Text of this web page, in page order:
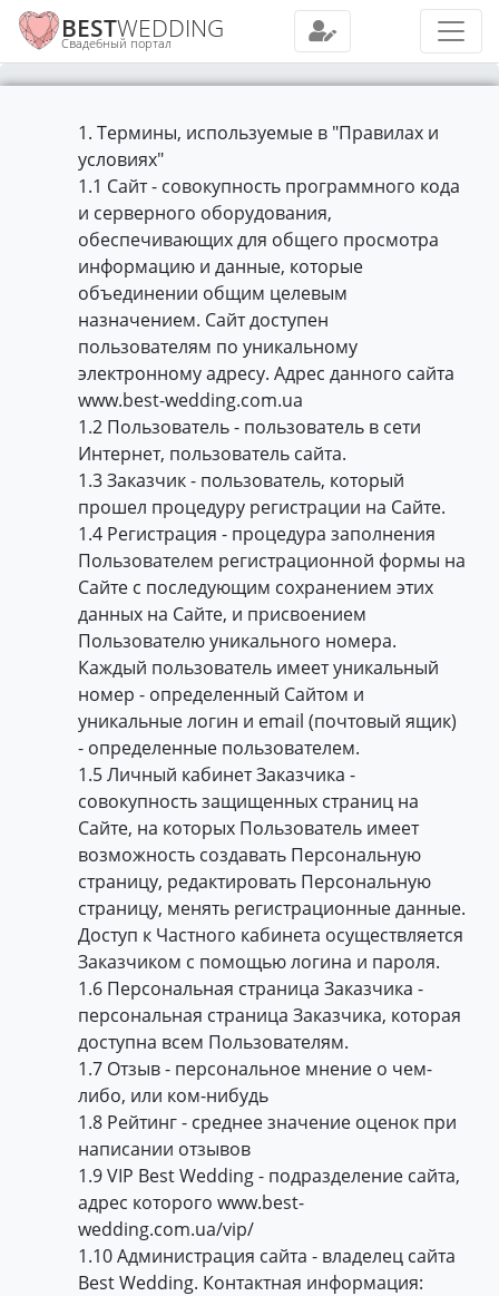
BESTWEDDING
Свадебный портал
1. Термины, используемые в "Правилах и
условиях"
1.1 Сайт - совокупность программного кода
и серверного оборудования,
обеспечивающих для общего просмотра
информацию и данные, которые
объединении общим целевым
назначением. Сайт доступен
пользователям по уникальному
электронному адресу. Адрес данного сайта
www.best-wedding.com.ua
1.2 Пользователь - пользователь в сети
Интернет, пользователь сайта.
1.3 Заказчик - пользователь, который
прошел процедуру регистрации на Сайте.
1.4 Регистрация - процедура заполнения
Пользователем регистрационной формы на
Сайте с последующим сохранением этих
данных на Сайте, и присвоением
Пользователю уникального номера.
Каждый пользователь имеет уникальный
номер - определенный Сайтом и
уникальные логин и email (почтовый ящик)
- определенные пользователем.
1.5 Личный кабинет Заказчика -
совокупность защищенных страниц на
Сайте, на которых Пользователь имеет
возможность создавать Персональную
страницу, редактировать Персональную
страницу, менять регистрационные данные.
Доступ к Частного кабинета осуществляется
Заказчиком с помощью логина и пароля.
1.6 Персональная страница Заказчика -
персональная страница Заказчика, которая
доступна всем Пользователям.
1.7 Отзыв - персональное мнение о чем-
либо, или ком-нибудь
1.8 Рейтинг - среднее значение оценок при
написании отзывов
1.9 VIP Best Wedding - подразделение сайта,
адрес которого www.best-
wedding.com.ua/vip/
1.10 Администрация сайта - владелец сайта
Best Wedding. Контактная информация: